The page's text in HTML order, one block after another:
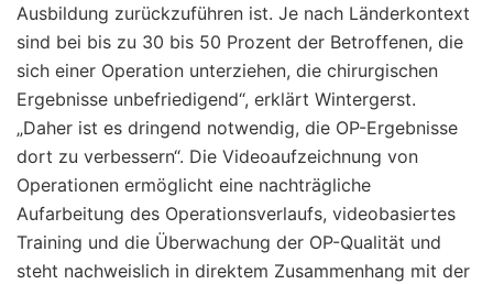
Ausbildung zurückzuführen ist. Je nach Länderkontext
sind bei bis zu 30 bis 50 Prozent der Betroffenen, die
sich einer Operation unterziehen, die chirurgischen
Ergebnisse unbefriedigend“, erklärt Wintergerst.
„Daher ist es dringend notwendig, die OP-Ergebnisse
dort zu verbessern“. Die Videoaufzeichnung von
Operationen ermöglicht eine nachträgliche
Aufarbeitung des Operationsverlaufs, videobasiertes
Training und die Überwachung der OP-Qualität und
steht nachweislich in direktem Zusammenhang mit der